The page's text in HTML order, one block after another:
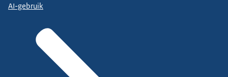
AI-gebruik